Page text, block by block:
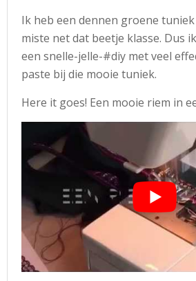
Ik heb een dennen groene
miste net dat beetje klasse. Dus
een snelle-jelle-#diy met veel
paste bij die mooie tuniek.
Here it goes! Een mooie riem in